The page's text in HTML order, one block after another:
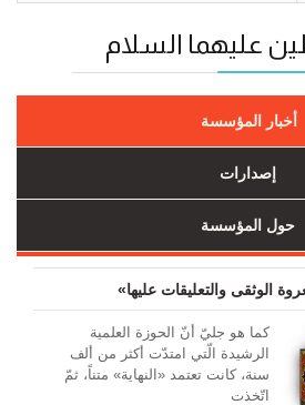
عليهما السلام
أخبار المؤسسة
إصدارات
حول المؤسسة
الوثقی والتعلیقات علیها»
کما هو جليّ أنّ الحوزة العلمیة
الرشیدة الّتي امتدّت أكثر من ألف
سنة، كانت تعتمد «النهاية» متناً، ثمّ
اتّخذت